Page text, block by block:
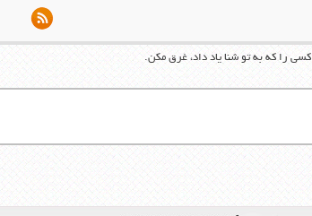
کسی را که به تو شنا یاد داد، غرق مکن.